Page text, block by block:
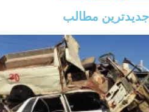
جدیدترین مطالب